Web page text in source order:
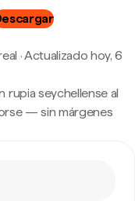
·Actualizado hoy, 6
rupia seychellense al
— sin márgenes